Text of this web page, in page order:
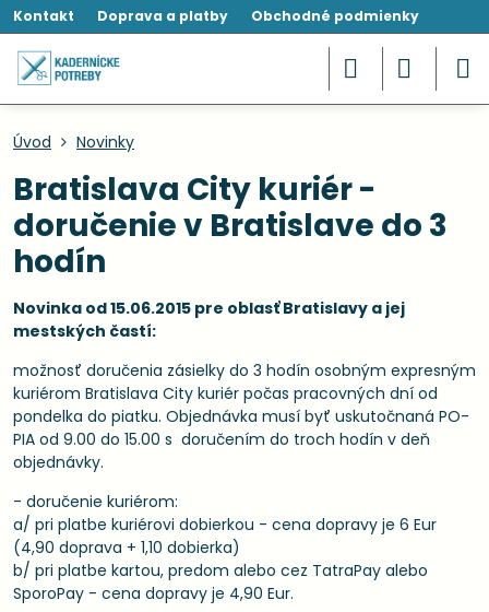
Kontakt Doprava a platby Obchodné podmienky
Úvod Novinky
Bratislava City kuriér -
doručenie v Bratislave do 3
hodín
Novinka od 15.06.2015 pre oblasť Bratislavy a jej
mestských častí:
možnosť doručenia zásielky do 3 hodín osobným expresným
kuriérom Bratislava City kuriér počas pracovných dní od
pondelka do piatku. Objednávka musí byť uskutočnaná PO-
PIA od 9.00 do 15.00 s doručením do troch hodín v deň
objednávky.
- doručenie kuriérom:
a/ pri platbe kuriérovi dobierkou - cena dopravy je 6 Eur
(4,90 doprava + 1,10 dobierka)
b/ pri platbe kartou, predom alebo cez TatraPay alebo
SporoPay - cena dopravy je 4,90 Eur.